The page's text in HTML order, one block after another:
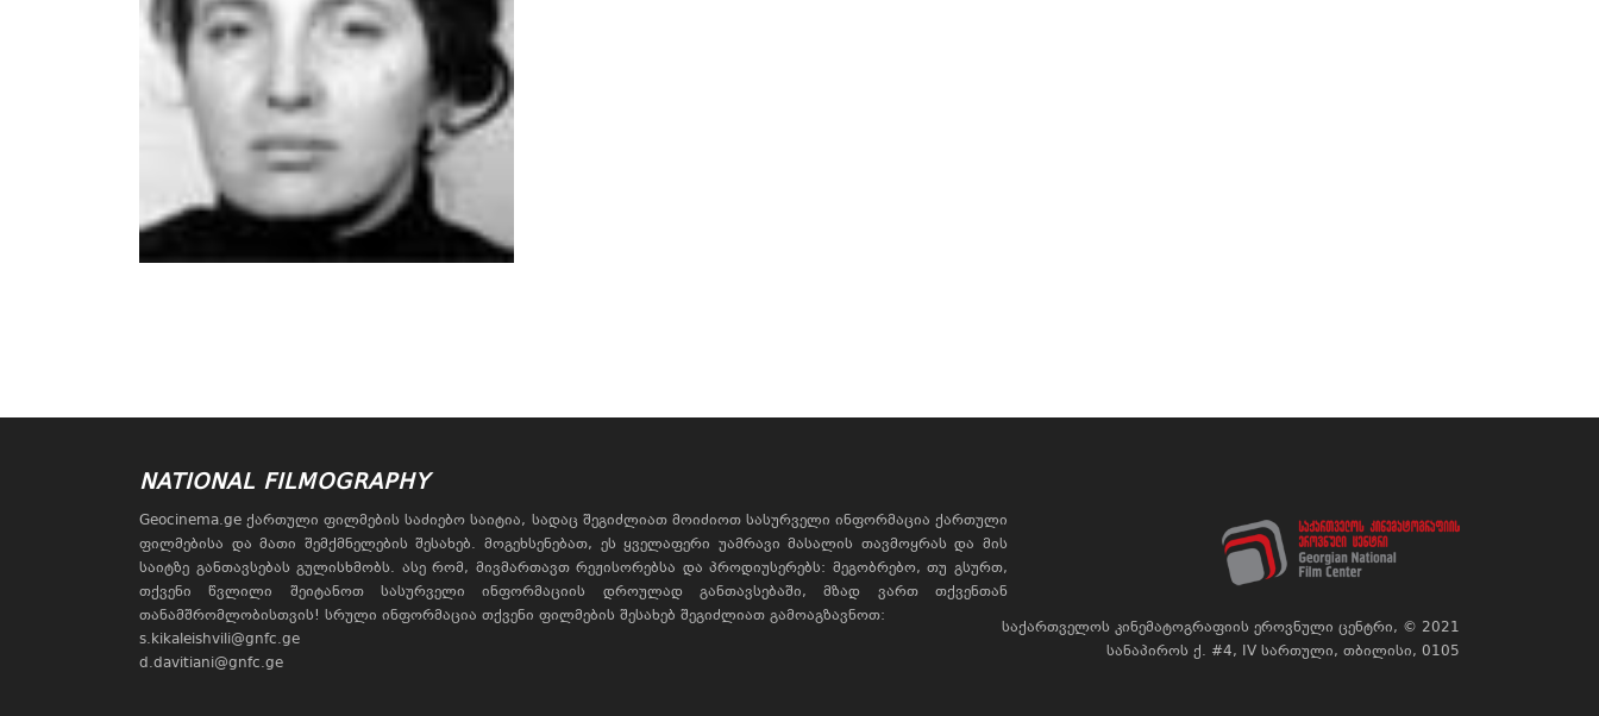
NATIONAL FILMOGRAPHY
Geocinema.ge ქართული ფილმების საძიებო საიტია, სადაც შეგიძლიათ მოიძიოთ სასურველი ინფორმაცია ქართული
ფილმებისა და მათი შემქმნელების შესახებ. მოგეხსენებათ, ეს ყველაფერი უამრავი მასალის თავმოყრას და მის
საიტზე განთავსებას გულისხმობს. ასე რომ, მივმართავთ რეჟისორებსა და პროდიუსერებს: მეგობრებო, თუ გსურთ,
თქვენი წვლილი შეიტანოთ სასურველი ინფორმაციის დროულად განთავსებაში, მზად ვართ თქვენთან
თანამშრომლობისთვის! სრული ინფორმაცია თქვენი ფილმების შესახებ შეგიძლიათ გამოაგზავნოთ:
s.kikaleishvili@gnfc.ge
d.davitiani@gnfc.ge
საქართველოს კინემატოგრაფიის ეროვნული ცენტრი, © 2021
სანაპიროს ქ. #4, IV სართული, თბილისი, 0105